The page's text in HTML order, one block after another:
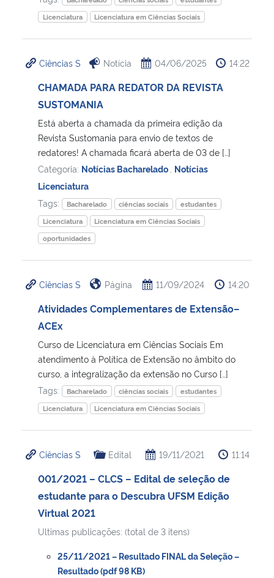
Licenciatura
Licenciatura em Ciências Sociais
Ciências S Notícia 04/06/2025 14:22
CHAMADA PARA REDATOR DA REVISTA
SUSTOMANIA
Está aberta a chamada da primeira edição da
Revista Sustomania para envio de textos de
redatores! A chamada ficará aberta de 03 de […]
Categoria: Notícias Bacharelado Notícias
Licenciatura
Tags:
Bacharelado ciências sociais
estudantes
Licenciatura
Licenciatura em Ciências Sociais
oportunidades
Ciências S Página 11/09/2024 14:20
Atividades Complementares de Extensão–
ACEx
Curso de Licenciatura em Ciências Sociais Em
atendimento à Política de Extensão no âmbito do
curso, a integralização da extensão no Curso […]
Tags:
Bacharelado ciências sociais
estudantes
Licenciatura
Licenciatura em Ciências Sociais
Ciências S Edital 19/11/2021 11:14
001/2021 – CLCS – Edital de seleção de
estudante para o Descubra UFSM Edição
Virtual 2021
Ultimas publicações: (total de 3 itens)
25/11/2021 – Resultado FINAL da Seleção –
Resultado (pdf 98 KB)